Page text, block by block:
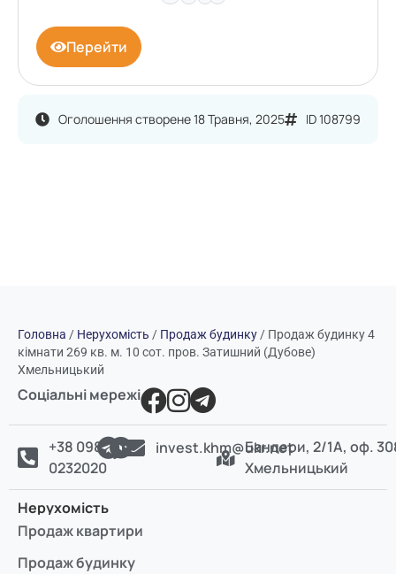
Оголошення створене 18 Травня, 2025 ID 108799
Перейти
Головна / Нерухомість / Продаж будинку / Продаж будинку 4
кімнати 269 кв. м. 10 сот. пров. Затишний (Дубове)
Хмельницький
Соціальні мережі
+38 098
0232020
invest.khm@ukr.netБандери, 2/1А, оф.
Хмельницький
Нерухомість
Продаж квартири
Продаж будинку